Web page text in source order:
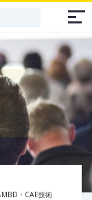
・CAE技術